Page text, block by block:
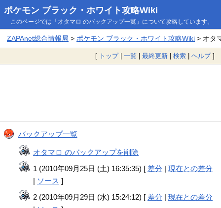
ポケモン ブラック・ホワイト攻略Wiki
このページでは「オタマロ のバックアップ一覧」について攻略しています。
ZAPAnet総合情報局 > ポケモン ブラック・ホワイト攻略Wiki> オタ
[ トップ| 一覧 | 最終更新 | 検索 | ヘルプ]
バックアップ一覧
オタマロ のバックアップを削除
1 (2010年09月25日 (土) 16:35:35) [ 差分 |現在との差分
| ソース ]
2 (2010年09月29日 (水) 15:24:12) [ 差分 |現在との差分